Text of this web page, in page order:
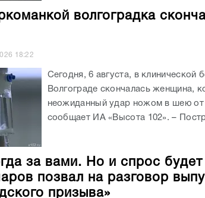
волгоградка
18:22
Сегодня, 6 августа, в клинической
Волгограде скончалась женщина,
неожиданный удар ножом в шею от
сообщает ИА «Высота 102». –
за вами. Но и спрос будет
позвал на разговор
призыва»